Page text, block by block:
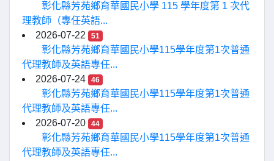
彰化縣芳苑鄉育華國民小學 115 學年度第 1 次代
理教師（專任英語...
2026-07-22
51
彰化縣芳苑鄉育華國民小學115學年度第1次普通
代理教師及英語專任...
2026-07-24
46
彰化縣芳苑鄉育華國民小學115學年度第1次普通
代理教師及英語專任...
2026-07-20
44
彰化縣芳苑鄉育華國民小學115學年度第1次普通
代理教師及英語專任...